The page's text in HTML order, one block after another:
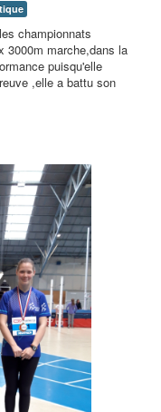
championnats
3000m marche,dans la
puisqu'elle
,elle a battu son